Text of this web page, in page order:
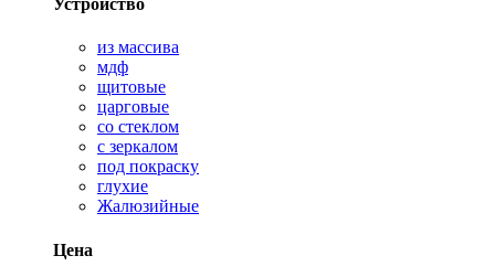
Устройство
из массива
мдф
щитовые
царговые
со стеклом
с зеркалом
под покраску
глухие
Жалюзийные
Цена